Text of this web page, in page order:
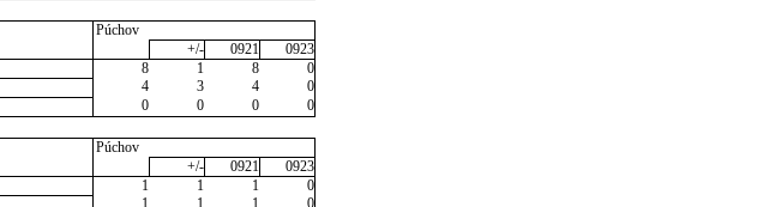
Púchov
+/-
0921
0923
8 1 8
0
4 3 4
0
0 0 0
0
Púchov
+/-
0921
0923
1 1 1
0
1 1 1
0